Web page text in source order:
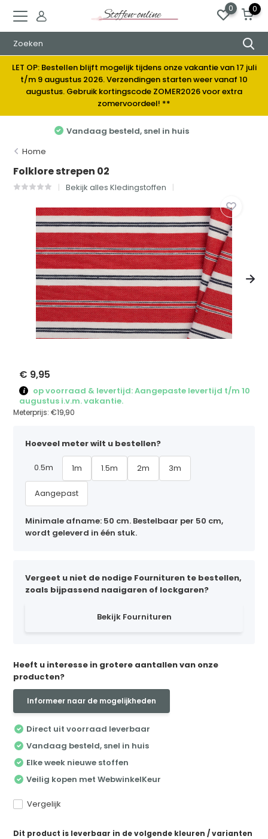
0 0
LET OP: Bestellen blijft mogelijk tijdens onze vakantie van 17 juli
t/m 9 augustus 2026. Verzendingen starten weer vanaf 10
augustus. Gebruik kortingscode ZOMER2026 voor extra
zomervoordeel! **
Elke week nieuwe stoffen
Home
Folklore strepen 02
Bekijk alles Kledingstoffen
€ 9,95
op voorraad & levertijd: Aangepaste levertijd t/m 10
augustus i.v.m. vakantie.
Meterprijs:€19,90
Hoeveel meter wilt u bestellen?
0.5m 1m 1.5m 2m 3m
Aangepast
Minimale afname: 50 cm. Bestelbaar per 50 cm,
wordt geleverd in één stuk.
Vergeet u niet de nodige Fournituren te bestellen,
zoals bijpassend naaigaren of lockgaren?
Bekijk Fournituren
Heeft u interesse in grotere aantallen van onze
producten?
Informeer naar de mogelijkheden
Direct uit voorraad leverbaar
Vandaag besteld, snel in huis
Elke week nieuwe stoffen
Veilig kopen met WebwinkelKeur
Vergelijk
Dit product is leverbaar in de volgende kleuren / varianten